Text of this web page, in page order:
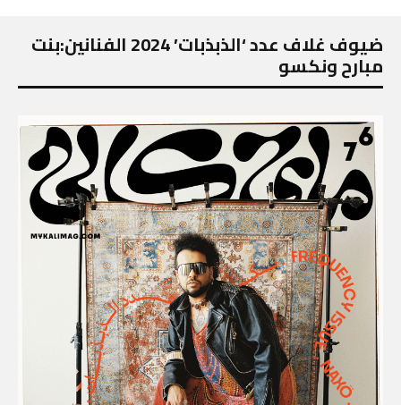
ضيوف غلاف عدد ‘الذبذبات’ 2024 الفنانين:بنت
مبارح ونكسو